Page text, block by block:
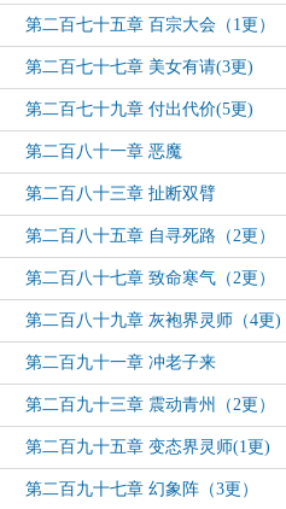
第二百七十五章 百宗大会（1更）
第二百七十七章 美女有请(3更)
第二百七十九章 付出代价(5更)
第二百八十一章 恶魔
第二百八十三章 扯断双臂
第二百八十五章 自寻死路（2更）
第二百八十七章 致命寒气（2更）
第二百八十九章 灰袍界灵师（4更)
第二百九十一章 冲老子来
第二百九十三章 震动青州（2更）
第二百九十五章 变态界灵师(1更)
第二百九十七章 幻象阵（3更）